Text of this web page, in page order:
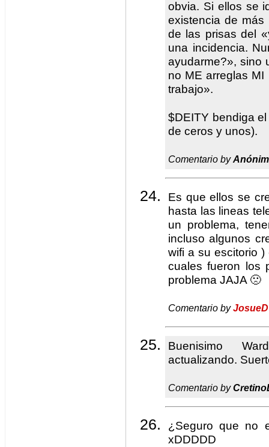
obvia. Si ellos se
existencia de
de las prisas del
una incidencia.
ayudarme?», sino
no ME arreglas
trabajo».
$DEITY bendiga
de ceros y unos).
Comentario by
Es que ellos se
hasta las lineas
un problema,
incluso algunos
wifi a su escitorio
cuales fueron los
problema JAJA 🙁
Comentario byJosueD
Buenisimo
actualizando.
Comentario by
¿Seguro que no
xDDDDD